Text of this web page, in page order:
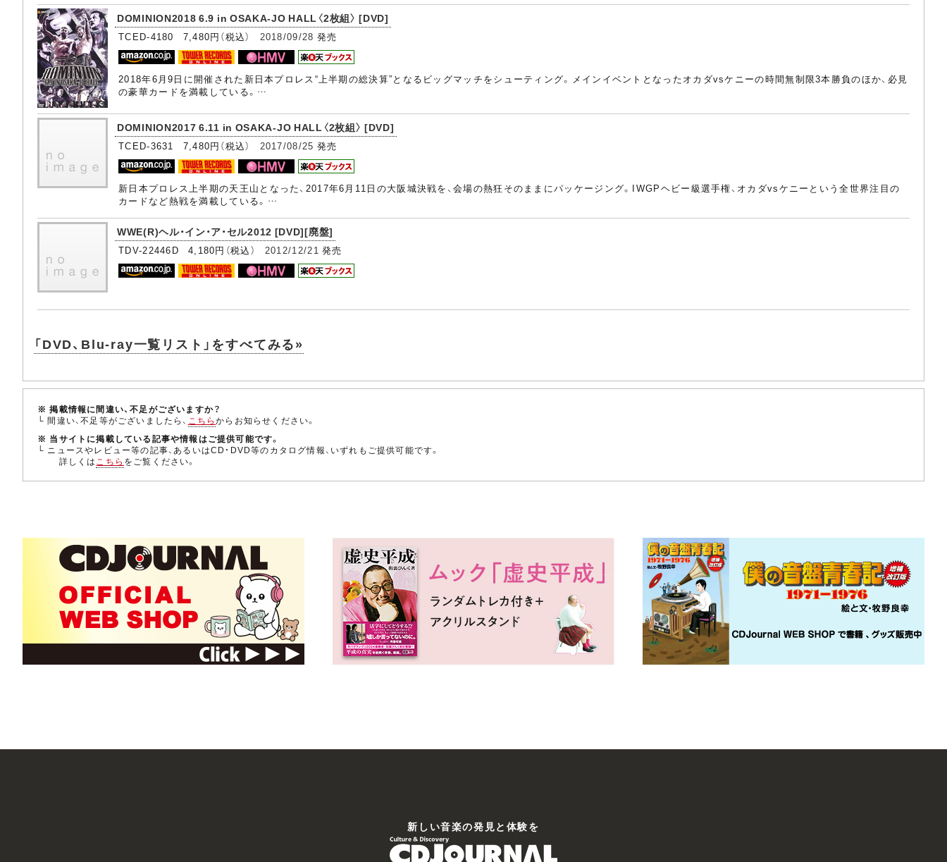
DOMINION2018 6.9 in OSAKA-JO HALL〈2枚組〉 [DVD]
TCED-4180 7,480円（税込） 2018/09/28 発売
2018年6月9日に開催された新日本プロレス“上半期の総決算”となるビッグマッチをシューティング。メインイベントとなったオカダvsケニーの時間無制限3本勝負のほか、必見
の豪華カードを満載している。…
DOMINION2017 6.11 in OSAKA-JO HALL〈2枚組〉 [DVD]
TCED-3631 7,480円（税込） 2017/08/25 発売
新日本プロレス上半期の天王山となった、2017年6月11日の大阪城決戦を、会場の熱狂そのままにパッケージング。IWGPヘビー級選手権、オカダvsケニーという全世界注目の
カードなど熱戦を満載している。…
WWE(R)ヘル・イン・ア・セル2012 [DVD][廃盤]
TDV-22446D 4,180円（税込） 2012/12/21 発売
「DVD、Blu-ray一覧リスト」をすべてみる»
※ 掲載情報に間違い、不足がございますか？
└ 間違い、不足等がございましたら、 こちらからお知らせください。
※ 当サイトに掲載している記事や情報はご提供可能です。
└ ニュースやレビュー等の記事、あるいはCD・DVD等のカタログ情報、いずれもご提供可能です。
詳しくは こちら をご覧ください。
新しい⾳楽の発⾒と体験を